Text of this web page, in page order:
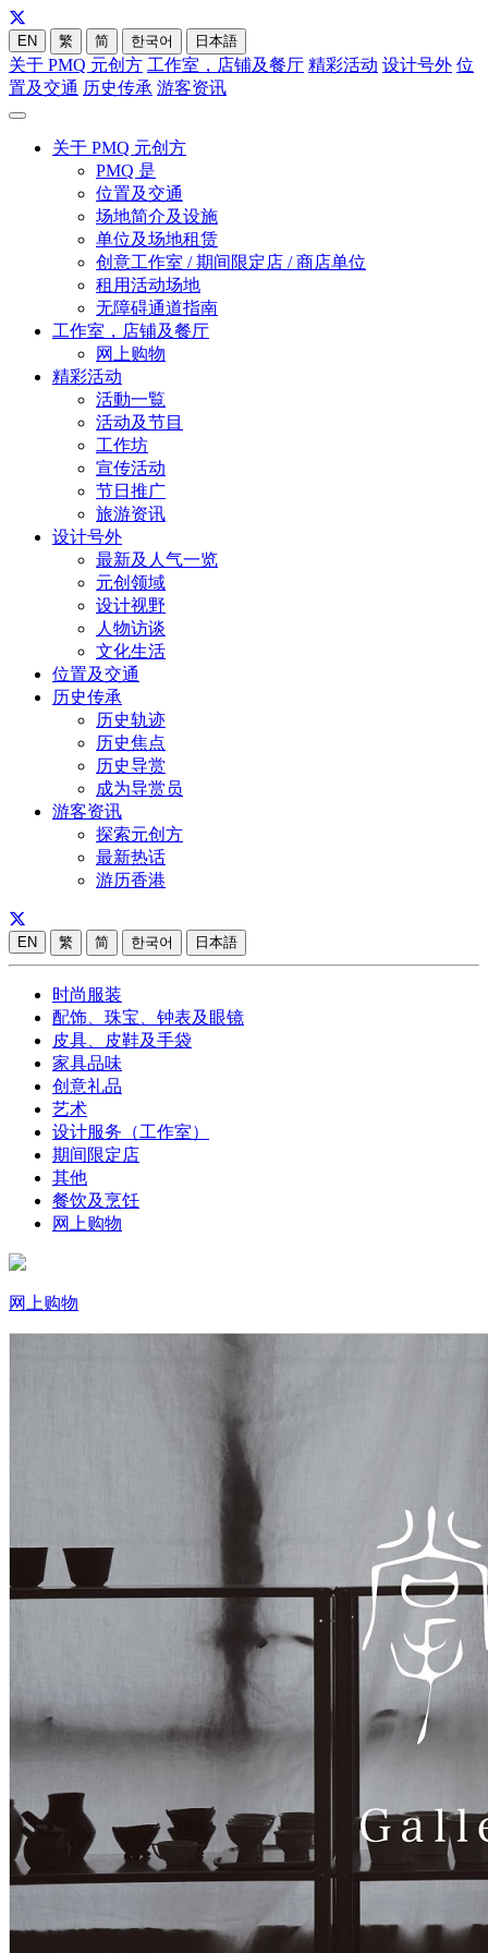
EN 繁 简 한국어 日本語
关于 PMQ 元创方 工作室，店铺及餐厅 精彩活动 设计号外 位
置及交通 历史传承 游客资讯
关于 PMQ 元创方
PMQ 是
位置及交通
场地简介及设施
单位及场地租赁
创意工作室 / 期间限定店 / 商店单位
租用活动场地
无障碍通道指南
工作室，店铺及餐厅
网上购物
精彩活动
活動一覧
活动及节目
工作坊
宣传活动
节日推广
旅游资讯
设计号外
最新及人气一览
元创领域
设计视野
人物访谈
文化生活
位置及交通
历史传承
历史轨迹
历史焦点
历史导赏
成为导赏员
游客资讯
探索元创方
最新热话
游历香港
EN 繁 简 한국어 日本語
时尚服装
配饰、珠宝、钟表及眼镜
皮具、皮鞋及手袋
家具品味
创意礼品
艺术
设计服务（工作室）
期间限定店
其他
餐饮及烹饪
网上购物
网上购物